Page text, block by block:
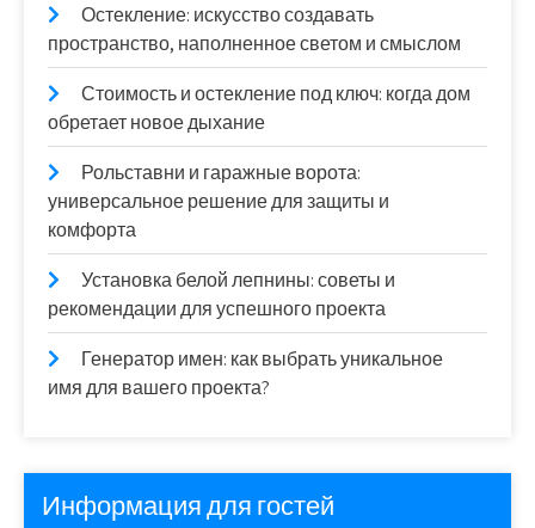
Остекление: искусство создавать
пространство, наполненное светом и смыслом
Стоимость и остекление под ключ: когда дом
обретает новое дыхание
Рольставни и гаражные ворота:
универсальное решение для защиты и
комфорта
Установка белой лепнины: советы и
рекомендации для успешного проекта
Генератор имен: как выбрать уникальное
имя для вашего проекта?
Информация для гостей